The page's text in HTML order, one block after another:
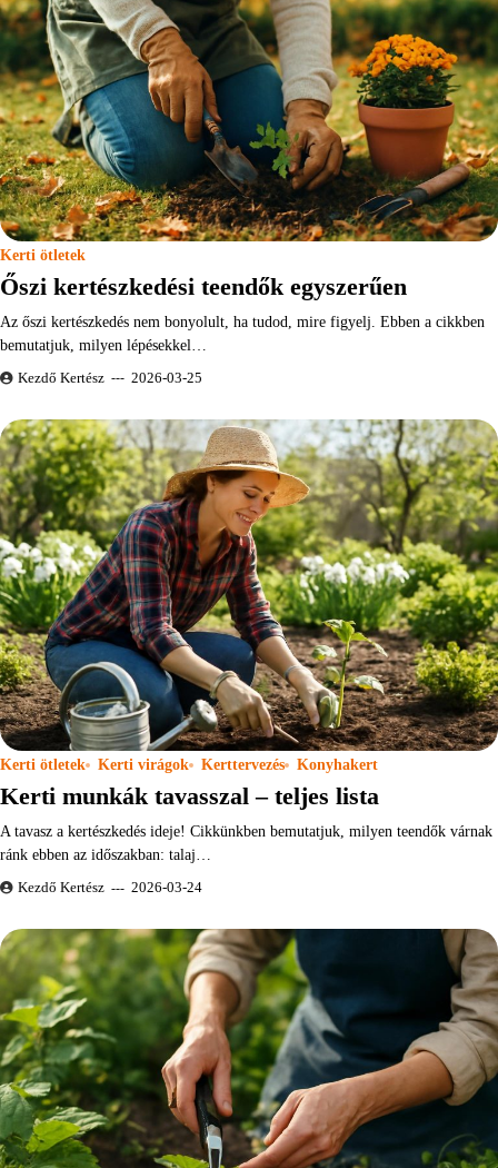
Kerti ötletek
Őszi kertészkedési teendők egyszerűen
Az őszi kertészkedés nem bonyolult, ha tudod, mire figyelj. Ebben a cikkben
bemutatjuk, milyen lépésekkel…
Kezdő Kertész 2026-03-25
Kerti ötletek Kerti virágok Kerttervezés Konyhakert
Kerti munkák tavasszal – teljes lista
A tavasz a kertészkedés ideje! Cikkünkben bemutatjuk, milyen teendők várnak
ránk ebben az időszakban: talaj…
Kezdő Kertész 2026-03-24